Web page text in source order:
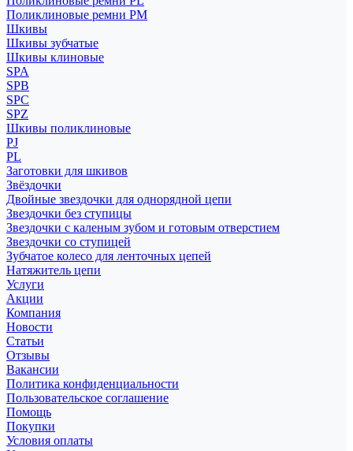
Поликлиновые ремни PM
Шкивы
Шкивы зубчатые
Шкивы клиновые
SPA
SPB
SPC
SPZ
Шкивы поликлиновые
PJ
PL
Заготовки для шкивов
Звёздочки
Двойные звездочки для однорядной цепи
Звездочки без ступицы
Звездочки с каленым зубом и готовым отверстием
Звездочки со ступицей
Зубчатое колесо для ленточных цепей
Натяжитель цепи
Услуги
Акции
Компания
Новости
Статьи
Отзывы
Вакансии
Политика конфиденциальности
Пользовательское соглашение
Помощь
Покупки
Условия оплаты